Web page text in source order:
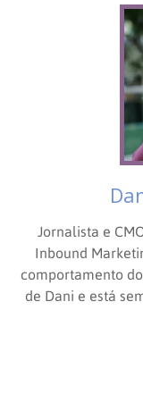
Jornalista e
Inbound
comportamento
de Dani e está